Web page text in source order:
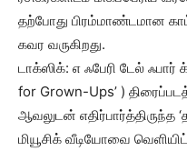
தற்போது பிரம்மாண்டமான
கவர வருகிறது.
டாக்ஸிக்: எ ஃபேரி டேல்
for Grown-Ups’ )
ஆவலுடன் எதிர்பார்த்திருந்த
மியூசிக் வீடியோவை